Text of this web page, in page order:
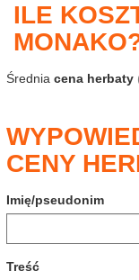
ILE
Średnia cena herbaty
CENY
Imię/pseudonim
Treść